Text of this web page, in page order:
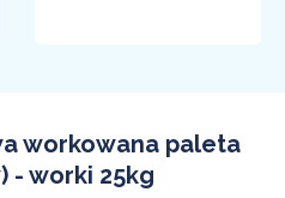
workowana paleta
- worki 25kg